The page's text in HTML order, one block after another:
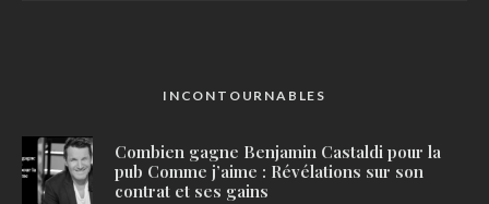
INCONTOURNABLES
Combien gagne Benjamin Castaldi pour la
pub Comme j’aime : Révélations sur son
contrat et ses gains